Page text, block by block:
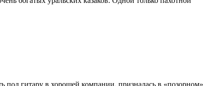
гитару в хорошей компании, призналась в «позорном»